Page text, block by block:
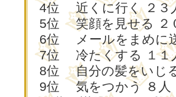
4位 近くに行く ２３
5位 笑顔を見せる ２
6位 メールをまめに
7位 冷たくする １１
8位 自分の髪をいじ
9位 気をつかう ８人